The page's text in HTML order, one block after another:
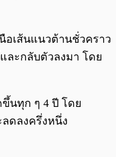
อเส้นแนวต้านชั่วคราว
ละกลับตัวลงมา โดย
ขึ้นทุก ๆ 4 ปี โดย
ลดลงครึ่งหนึ่ง